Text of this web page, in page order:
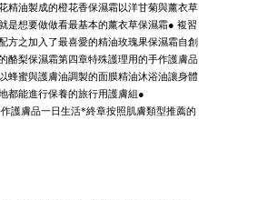
精油製成的橙花香保濕霜以洋甘菊與薰衣草
是想要做做看最基本的薰衣草保濕霜● 複習
方之加入了最喜愛的精油玫瑰果保濕霜自創
酪梨保濕霜第四章特殊護理用的手作護膚品
蜂蜜與護膚油調製的面膜精油沐浴油讓身體
都能進行保養的旅行用護膚組●
護膚品一日生活*終章按照肌膚類型推薦的